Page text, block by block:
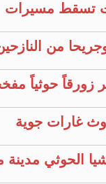
تسقط مسيرات
زورقاً حوثياً
غارات جوية
الحوثي مدينة